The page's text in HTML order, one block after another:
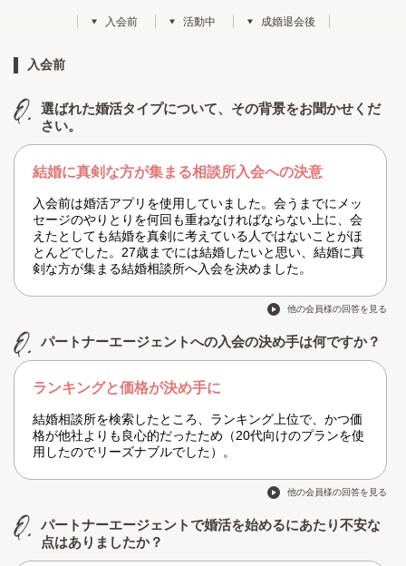
入会前 活動中 成婚退会後
入会前
選ばれた婚活タイプについて、その背景をお聞かせくだ
さい。
結婚に真剣な方が集まる相談所入会への決意
入会前は婚活アプリを使用していました。会うまでにメッ
セージのやりとりを何回も重ねなければならない上に、会
えたとしても結婚を真剣に考えている人ではないことがほ
とんどでした。27歳までには結婚したいと思い、結婚に真
剣な方が集まる結婚相談所へ入会を決めました。
他の会員様の回答を見る
パートナーエージェントへの入会の決め手は何ですか？
ランキングと価格が決め手に
結婚相談所を検索したところ、ランキング上位で、かつ価
格が他社よりも良心的だったため（20代向けのプランを使
用したのでリーズナブルでした）。
他の会員様の回答を見る
パートナーエージェントで婚活を始めるにあたり不安な
点はありましたか？